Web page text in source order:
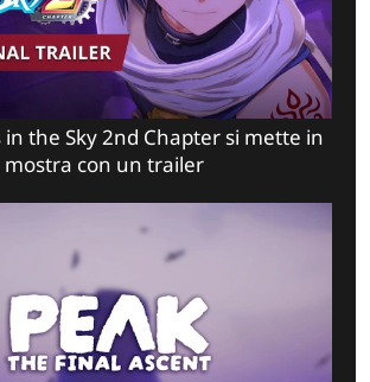
the Sky 2nd Chapter si mette in
mostra con un trailer